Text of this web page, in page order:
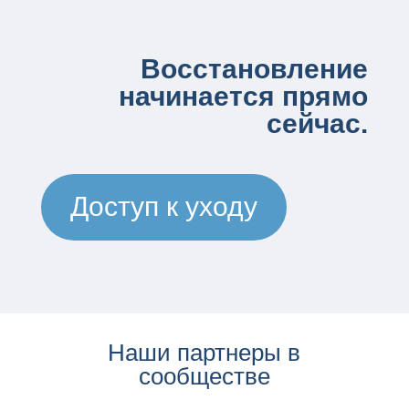
Восстановление
начинается прямо
сейчас.
Доступ к уходу
Наши партнеры в
сообществе